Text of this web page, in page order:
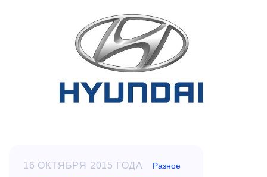
16 ОКТЯБРЯ 2015 ГОДА Разное